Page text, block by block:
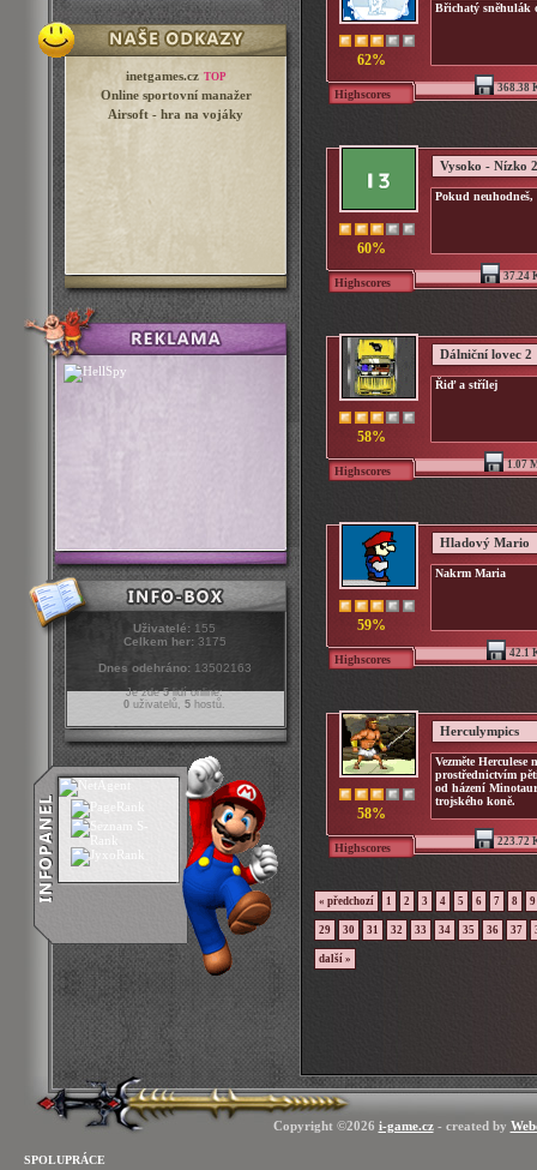
inetgames.cz TOP
Online sportovní manažer
Airsoft - hra na vojáky
Uživatelé: 155
Celkem her:3175
Dnes odehráno:13502163
Je zde5lidí online:
0 uživatelů, 5 hostů.
62%
Břichatý sněhulák
Highscores 368.38
60%
Vysoko - Nízko 2
Pokud neuhodneš,
Highscores 37.24
58%
Dálniční lovec 2
Řiď a střílej
Highscores 1.07
59%
Hladový Mario
Nakrm Maria
Highscores 42.1
58%
Herculympics
Vezměte Herculese
prostřednictvím
od házení
trojského koně.
Highscores 223.72
« předchozí 1 2 3 4 5 6 7 8 9
29 30 31 32 33 34 35 36 37
další »
Copyright ©2026 i-game.cz- created by
SPOLUPRÁCE